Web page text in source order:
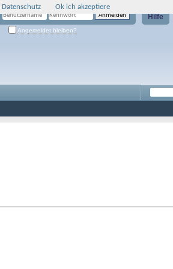
Hilfe
Angemeldet bleiben?
Ok ich akzeptiere